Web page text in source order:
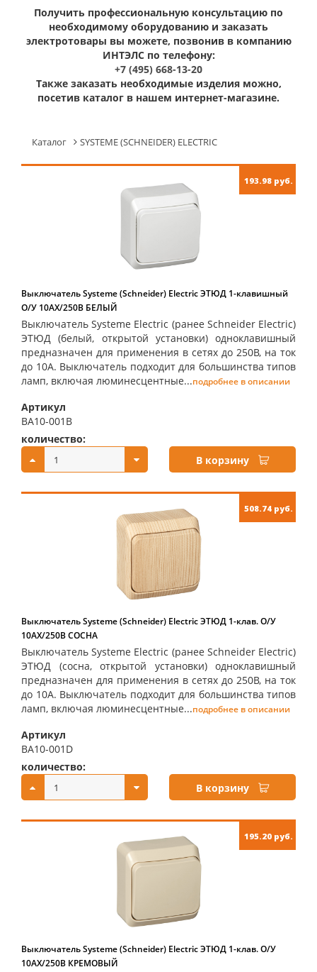
Получить профессиональную консультацию по
необходимому оборудованию и заказать
электротовары вы можете, позвонив в компанию
ИНТЭЛС по телефону:
+7 (495) 668-13-20
Также заказать необходимые изделия можно,
посетив каталог в нашем интернет-магазине.
Каталог SYSTEME (SCHNEIDER) ELECTRIC
193.98 руб.
Выключатель Systeme (Schneider) Electric ЭТЮД 1-клавишный
О/У 10АX/250B БЕЛЫЙ
Выключатель Systeme Electric (ранее Schneider Electric)
ЭТЮД (белый, открытой установки) одноклавишный
предназначен для применения в сетях до 250В, на ток
до 10А. Выключатель подходит для большинства типов
ламп, включая люминесцентные...подробнее в описании
Артикул
BA10-001B
количество:
В корзину
508.74 руб.
Выключатель Systeme (Schneider) Electric ЭТЮД 1-клав. О/У
10АX/250B СОСНА
Выключатель Systeme Electric (ранее Schneider Electric)
ЭТЮД (сосна, открытой установки) одноклавишный
предназначен для применения в сетях до 250В, на ток
до 10А. Выключатель подходит для большинства типов
ламп, включая люминесцентные...подробнее в описании
Артикул
BA10-001D
количество:
В корзину
195.20 руб.
Выключатель Systeme (Schneider) Electric ЭТЮД 1-клав. О/У
10АX/250B КРЕМОВЫЙ